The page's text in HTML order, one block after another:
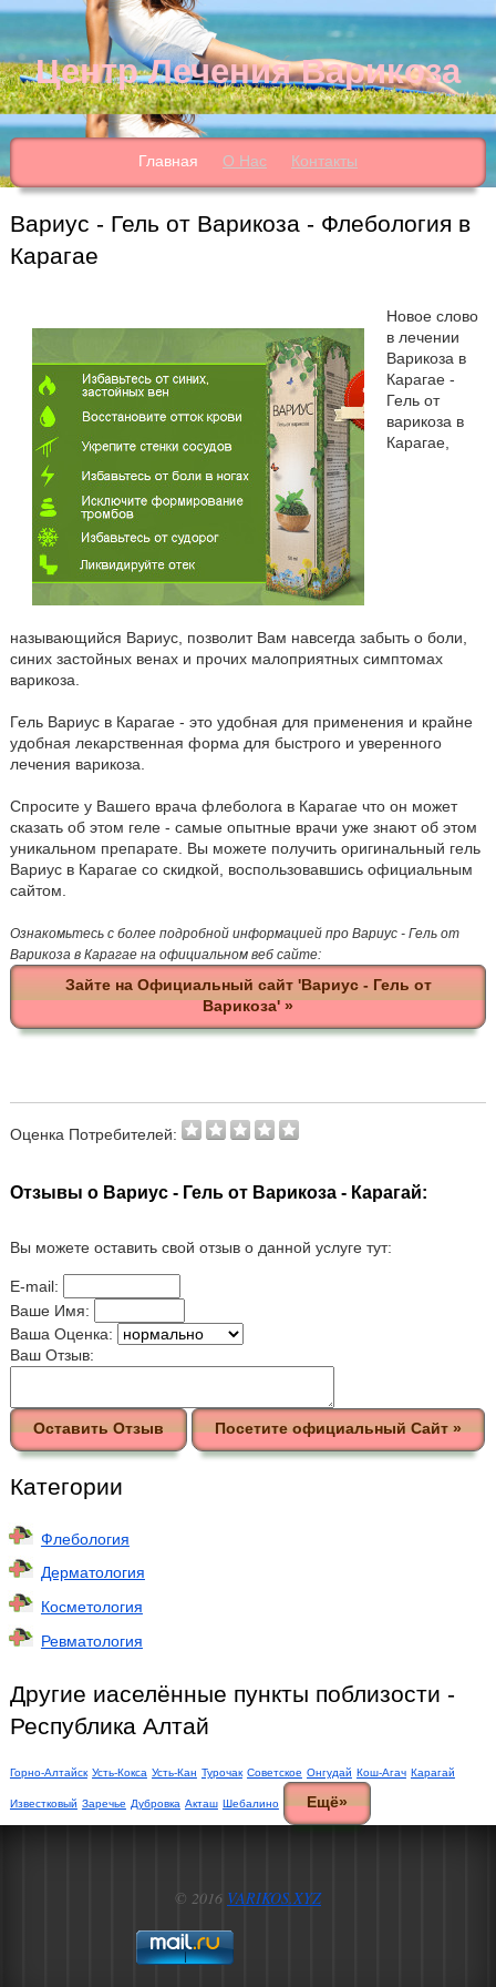
Центр Лечения Варикоза
Главная О Нас Контакты
Вариус - Гель от Варикоза - Флебология в
Карагае
Новое слово
в лечении
Варикоза в
Карагае -
Гель от
варикоза в
Карагае,
называющийся Вариус, позволит Вам навсегда забыть о боли,
синих застойных венах и прочих малоприятных симптомах
варикоза.
Гель Вариус в Карагае - это удобная для применения и крайне
удобная лекарственная форма для быстрого и уверенного
лечения варикоза.
Спросите у Вашего врача флеболога в Карагае что он может
сказать об этом геле - самые опытные врачи уже знают об этом
уникальном препарате. Вы можете получить оригинальный гель
Вариус в Карагае со скидкой, воспользовавшись официальным
сайтом.
Ознакомьтесь с более подробной информацией про Вариус - Гель от
Варикоза в Карагае на официальном веб сайте:
Зайте на Официальный сайт 'Вариус - Гель от
Варикоза' »
Оценка Потребителей:
Отзывы о Вариус - Гель от Варикоза - Карагай:
Вы можете оставить свой отзыв о данной услуге тут:
E-mail:
Ваше Имя:
Ваша Оценка:
Ваш Отзыв:
Оставить Отзыв Посетите официальный Сайт »
Категории
Флебология
Дерматология
Косметология
Ревматология
Другие иаселённые пункты поблизости -
Республика Алтай
Горно-Алтайск Усть-Кокса Усть-Кан Турочак Советское Онгудай Кош-Агач Карагай
Известковый Заречье Дубровка Акташ Шебалино Ещё»
© 2016 VARIKOS.XYZ